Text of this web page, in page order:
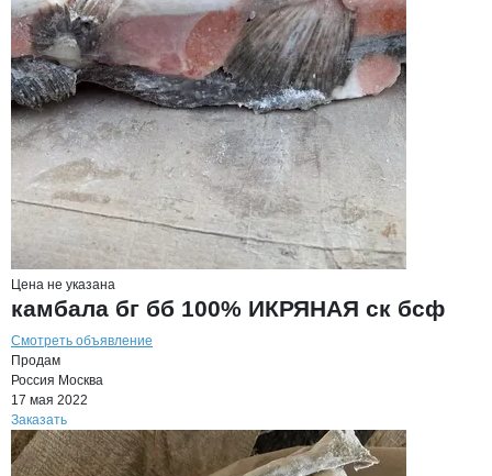
Цена не указана
камбала бг бб 100% ИКРЯНАЯ ск бсф
Смотреть объявление
Продам
Россия Москва
17 мая 2022
Заказать